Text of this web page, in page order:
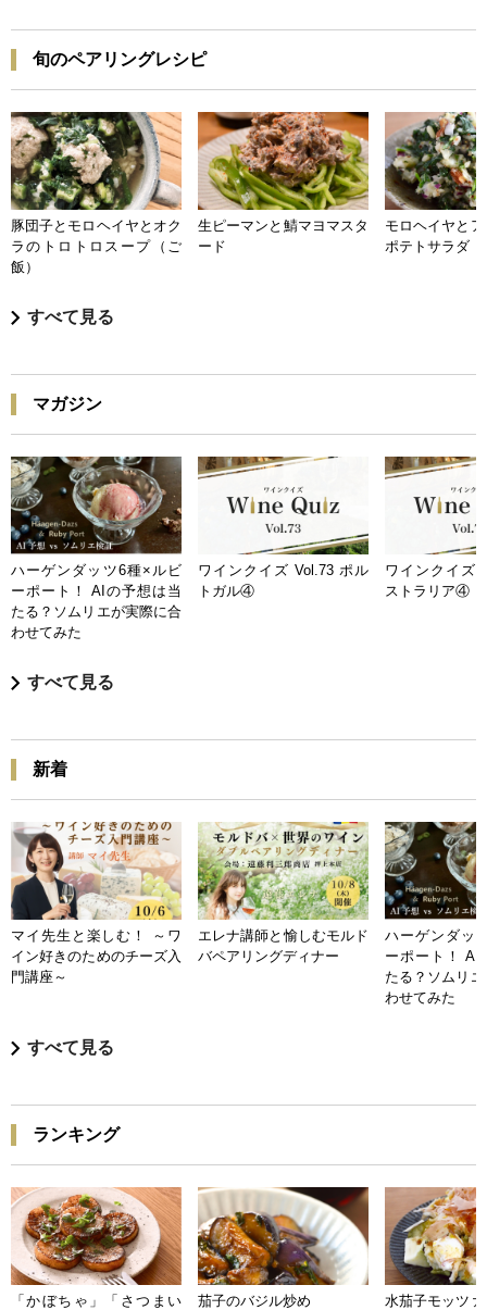
旬のペアリングレシピ
豚団子とモロヘイヤとオク
ラのトロトロスープ（ご
飯）
生ピーマンと鯖マヨマスタ
ード
モロヘイヤと
ポテトサラダ
すべて見る
マガジン
ハーゲンダッツ6種×ルビ
ーポート！ AIの予想は当
たる？ソムリエが実際に合
わせてみた
ワインクイズ Vol.73 ポル
トガル④
ワインクイズ
ストラリア④
すべて見る
新着
マイ先生と楽しむ！ ～ワ
イン好きのためのチーズ入
門講座～
エレナ講師と愉しむモルド
バペアリングディナー
ハーゲンダッ
ーポート！ AI
たる？ソムリ
わせてみた
すべて見る
ランキング
「かぼちゃ」「さつまい
茄子のバジル炒め 水茄子モッツァ